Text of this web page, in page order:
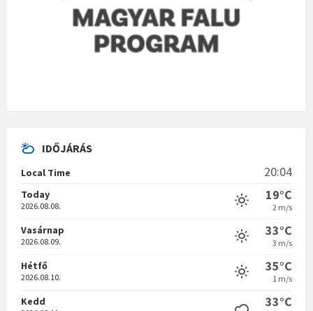
IDŐJÁRÁS
Local Time 20:04
Today
2026.08.08.
19°C
2 m/s
Vasárnap
2026.08.09.
33°C
3 m/s
Hétfő
2026.08.10.
35°C
1 m/s
Kedd 33°C